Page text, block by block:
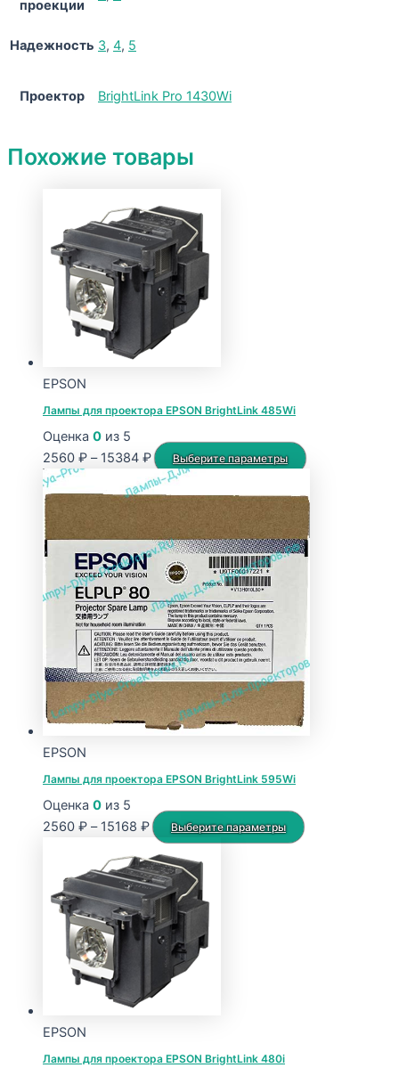
проекции
Надежность 3, 4, 5
Проектор BrightLink Pro 1430Wi
Похожие товары
EPSON
Лампы для проектора EPSON BrightLink 485Wi
Оценка 0 из 5
2560 ₽ – 15384 ₽Диапазон
цен:
2560 ₽
15384 ₽
Выберите параметры
Этот
имеет
несколько
вариаций.
товара.
EPSON
Лампы для проектора EPSON BrightLink 595Wi
Оценка 0 из 5
2560 ₽ – 15168 ₽Диапазон
цен:
2560 ₽
–
15168 ₽
Выберите параметры
Этот
EPSON
Лампы для проектора EPSON BrightLink 480i